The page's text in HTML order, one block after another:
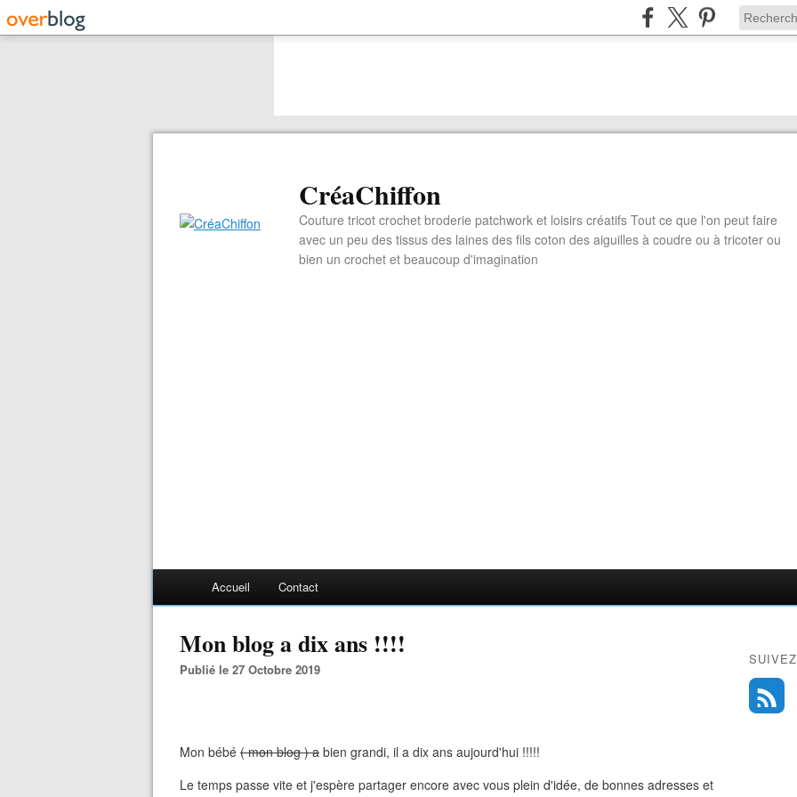
CréaChiffon
Couture tricot crochet broderie patchwork et loisirs créatifs Tout ce que l'on peut faire
avec un peu des tissus des laines des fils coton des aiguilles à coudre ou à tricoter ou
bien un crochet et beaucoup d'imagination
Accueil Contact
Mon blog a dix ans !!!!
Publié le 27 Octobre 2019
Mon bébé ( mon blog ) a bien grandi, il a dix ans aujourd'hui !!!!!
Le temps passe vite et j'espère partager encore avec vous plein d'idée, de bonnes adresses et